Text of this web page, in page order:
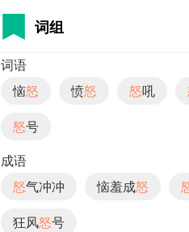
词组
词语
恼怒 愤怒 怒吼
怒号
成语
怒气冲冲 恼羞成怒
狂风怒号